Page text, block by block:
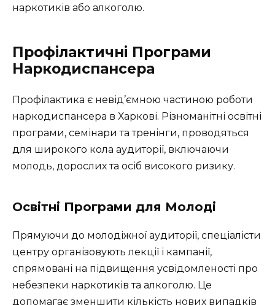
наркотиків або алкоголю.
Профілактичні Програми
Наркодиспансера
Профілактика є невід’ємною частиною роботи
наркодиспансера в Харкові. Різноманітні освітні
програми, семінари та тренінги, проводяться
для широкого кола аудиторії, включаючи
молодь, дорослих та осіб високого ризику.
Освітні Програми для Молоді
Прямуючи до молодіжної аудиторії, спеціалісти
центру організовують лекції і кампанії,
спрямовані на підвищення усвідомленості про
небезпеки наркотиків та алкоголю. Це
допомагає зменшити кількість нових випадків